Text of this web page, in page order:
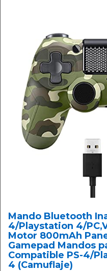
Mando Bluetooth
4/Playstation 4/
Motor 800mAh
Gamepad Mandos
Compatible PS-4/
4 (Camuflaje)